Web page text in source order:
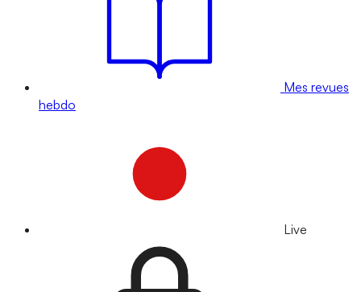
Mes revues
hebdo
Live